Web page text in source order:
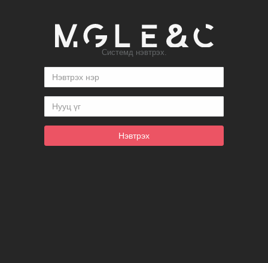
Системд нэвтрэх.
Нэвтрэх